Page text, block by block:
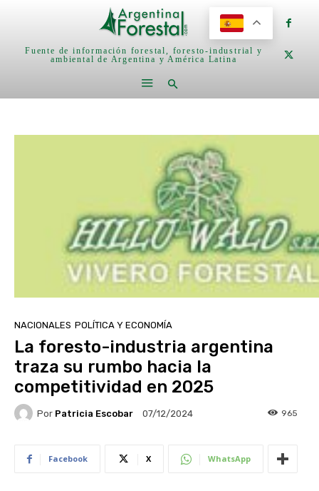
Fuente de información forestal, foresto-industrial y
ambiental de Argentina y América Latina
NACIONALES POLÍTICA Y ECONOMÍA
La foresto-industria argentina
traza su rumbo hacia la
competitividad en 2025
Por Patricia Escobar 07/12/2024 965
Facebook X WhatsApp